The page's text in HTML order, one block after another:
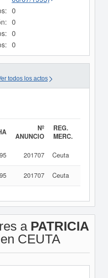
0
0
0
0
todos los actos
Nº
ANUNCIO
REG.
MERC.
201707 Ceuta
201707 Ceuta
a PATRICIA
en CEUTA